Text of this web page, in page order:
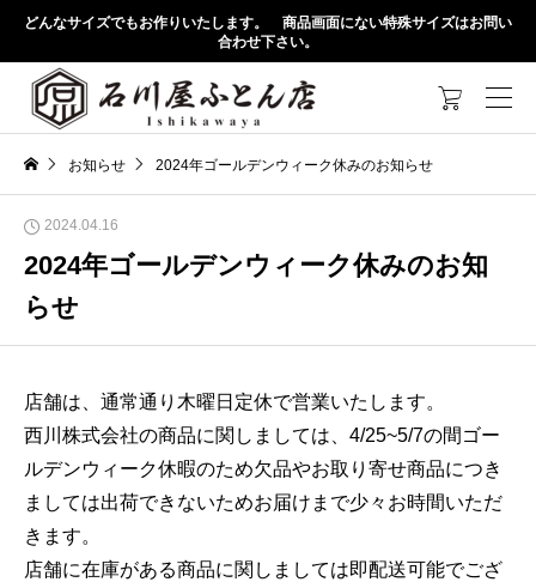
どんなサイズでもお作りいたします。 商品画面にない特殊サイズはお問い
合わせ下さい。

お知らせ 2024年ゴールデンウィーク休みのお知らせ
2024.04.16
2024年ゴールデンウィーク休みのお知
らせ
店舗は、通常通り木曜日定休で営業いたします。
西川株式会社の商品に関しましては、4/25~5/7の間ゴー
ルデンウィーク休暇のため欠品やお取り寄せ商品につき
ましては出荷できないためお届けまで少々お時間いただ
きます。
店舗に在庫がある商品に関しましては即配送可能でござ